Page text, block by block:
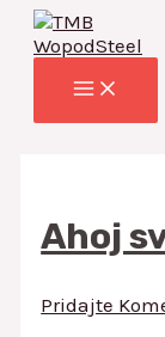
Preskočiť
obsah
MENU
Ahoj
Pridajte
Ahoj
svet!